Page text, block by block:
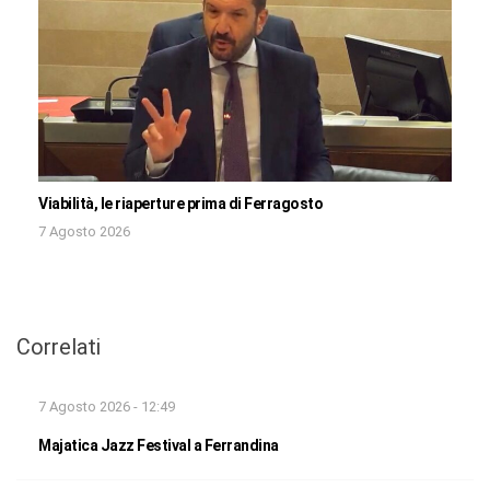
Viabilità, le riaperture prima di Ferragosto
7 Agosto 2026
Correlati
7 Agosto 2026 - 12:49
Majatica Jazz Festival a Ferrandina